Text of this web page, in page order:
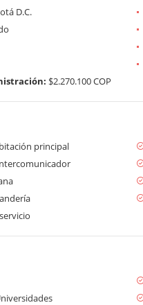
D.C.
$2.270.100 COP
principal